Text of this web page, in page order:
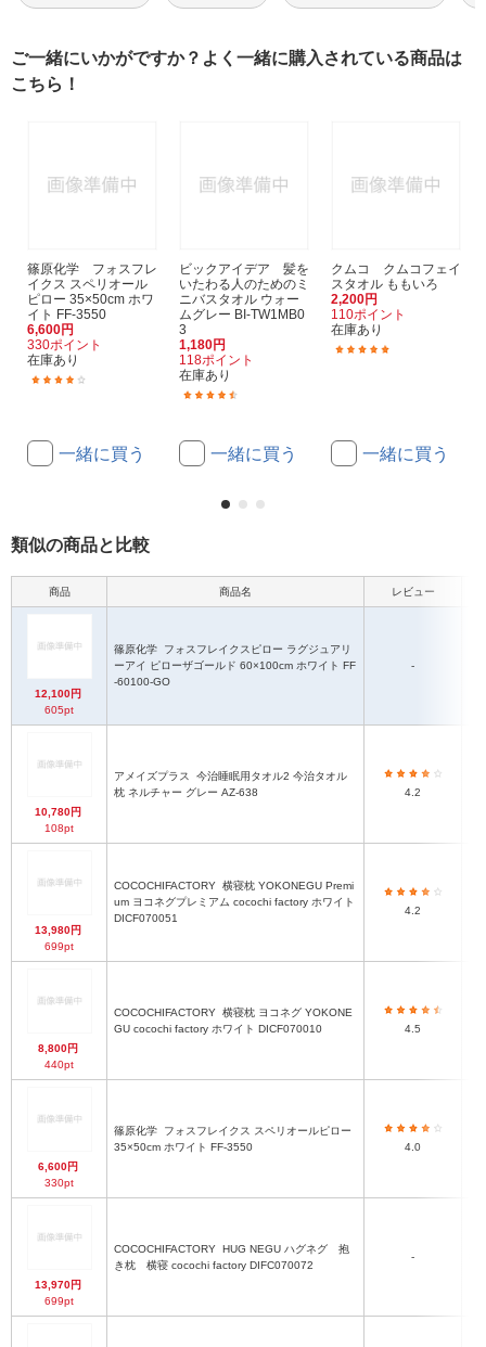
ご一緒にいかがですか？よく一緒に購入されている商品は
こちら！
篠原化学 フォスフレ
イクス スペリオール
ピロー 35×50cm ホワ
イト FF-3550
6,600円
330ポイント
在庫あり
一緒に買う
ビックアイデア 髪を
いたわる人のためのミ
ニバスタオル ウォー
ムグレー BI-TW1MB0
3
1,180円
118ポイント
在庫あり
一緒に買う
クムコ クムコフェイ
スタオル ももいろ
2,200円
110ポイント
在庫あり
一緒に買う
類似の商品と比較
商品 商品名 レビュー
12,100円
605pt
篠原化学
ーアイ ピローザゴールド 60×100cm ホワイト FF
-60100-GO
-
10,780円
108pt
アメイズプラス
枕 ネルチャー グレー AZ-638
4.2
13,980円
699pt
COCOCHIFACTORY
um ヨコネグプレミアム cocochi factory ホワイト
DICF070051
4.2
8,800円
440pt
COCOCHIFACTORY
GU cocochi factory ホワイト DICF070010
4.5
6,600円
330pt
篠原化学
35×50cm ホワイト FF-3550
4.0
13,970円
699pt
COCOCHIFACTORY
き枕 横寝 cocochi factory DIFC070072
-